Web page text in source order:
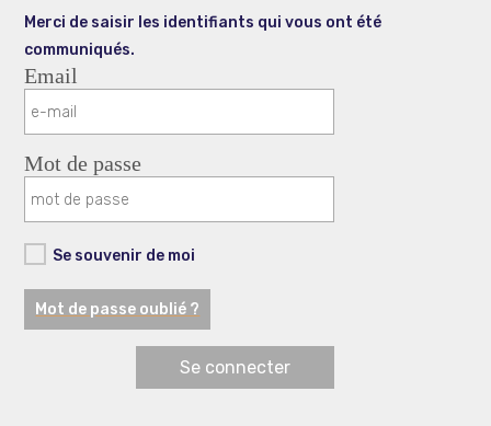
Merci de saisir les identifiants qui vous ont été
communiqués.
Email
Mot de passe
Se souvenir de moi
Mot de passe oublié ?